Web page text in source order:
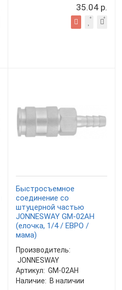
35.04 р.
Быстросъемное
соединение со
штуцерной частью
JONNESWAY GM-02AH
(елочка, 1/4 / ЕВРО /
мама)
Производитель:
JONNESWAY
Артикул: GM-02AH
Наличие: В наличии